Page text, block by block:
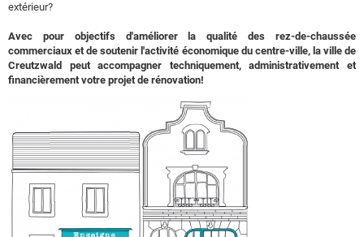
extérieur?
Avec pour objectifs d'améliorer la qualité des rez-de-chaussée
commerciaux et de soutenir l'activité économique du centre-ville, la ville de
Creutzwald peut accompagner techniquement, administrativement et
financièrement votre projet de rénovation!